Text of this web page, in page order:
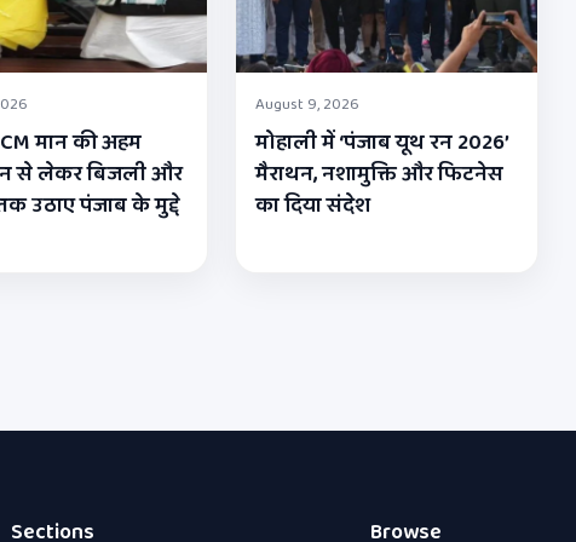
मान की अहम
से लेकर बिजली और
उठाए पंजाब के मुद्दे
August 9, 2026
मोहाली में ‘पंजाब यूथ रन 2026’
मैराथन, नशामुक्ति और फिटनेस
का दिया संदेश
Sections Browse